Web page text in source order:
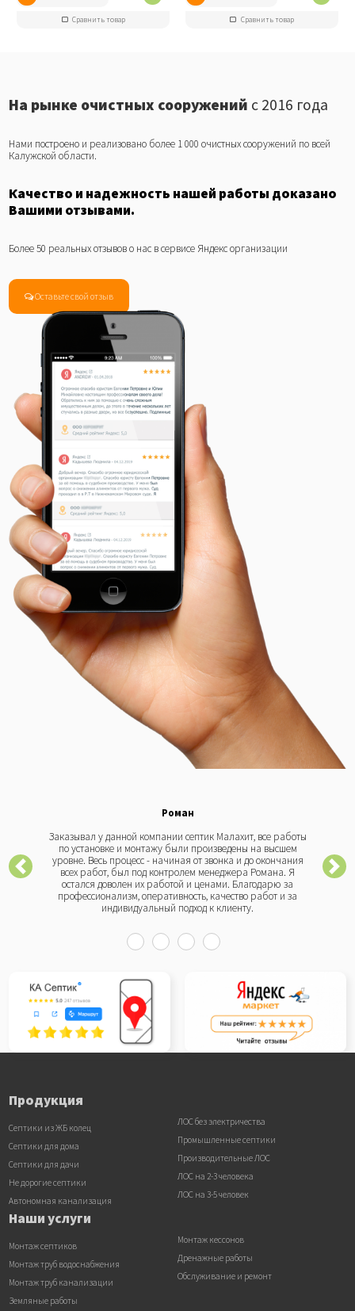
Сравнить товар Сравнить товар
На рынке очистных сооружений с 2016 года
Нами построено и реализовано более 1 000 очистных сооружений по всей
Калужской области.
Качество и надежность нашей работы доказано
Вашими отзывами.
Более 50 реальных отзывов о нас в сервисе Яндекс организации
Оставьте свой отзыв
Роман
Заказывал у данной компании септик Малахит, все работы
по установке и монтажу были произведены на высшем
уровне. Весь процесс - начиная от звонка и до окончания
всех работ, был под контролем менеджера Романа. Я
остался доволен их работой и ценами. Благодарю за
профессионализм, оперативность, качество работ и за
индивидуальный подход к клиенту.
Продукция
Септики из ЖБ колец
Септики для дома
Септики для дачи
Не дорогие септики
Автономная канализация
ЛОС без электричества
Промышленные септики
Производительные ЛОС
ЛОС на 2-3 человека
ЛОС на 3-5 человек
Наши услуги
Монтаж септиков
Монтаж труб водоснабжения
Монтаж труб канализации
Земляные работы
Монтаж кессонов
Дренажные работы
Обслуживание и ремонт